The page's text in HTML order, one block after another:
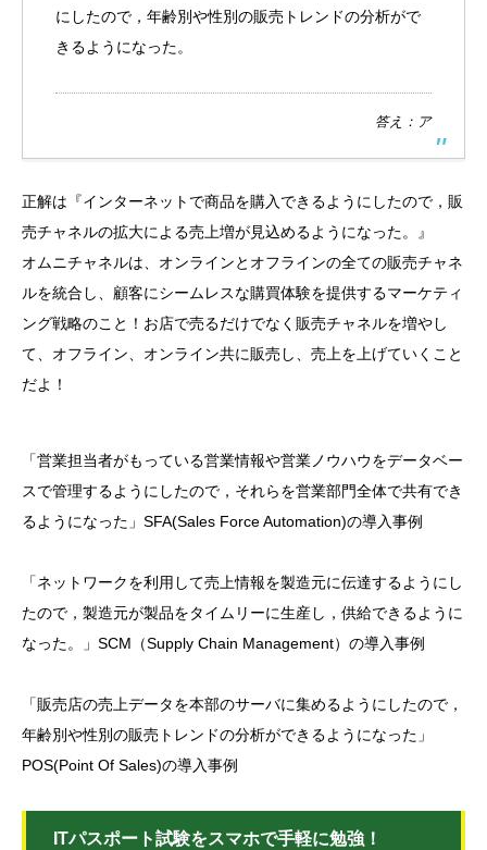
にしたので，年齢別や性別の販売トレンドの分析がで
きるようになった。
答え：ア
正解は『インターネットで商品を購入できるようにしたので，販
売チャネルの拡大による売上増が見込めるようになった。』
オムニチャネルは、オンラインとオフラインの全ての販売チャネ
ルを統合し、顧客にシームレスな購買体験を提供するマーケティ
ング戦略のこと！お店で売るだけでなく販売チャネルを増やし
て、オフライン、オンライン共に販売し、売上を上げていくこと
だよ！
「営業担当者がもっている営業情報や営業ノウハウをデータベー
スで管理するようにしたので，それらを営業部門全体で共有でき
るようになった」SFA(Sales Force Automation)の導入事例
「ネットワークを利用して売上情報を製造元に伝達するようにし
たので，製造元が製品をタイムリーに生産し，供給できるように
なった。」SCM（Supply Chain Management）の導入事例
「販売店の売上データを本部のサーバに集めるようにしたので，
年齢別や性別の販売トレンドの分析ができるようになった」
POS(Point Of Sales)の導入事例
ITパスポート試験をスマホで手軽に勉強！